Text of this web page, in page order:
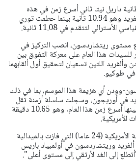
داريل نيتا ثاني أسرع زمن في هذه
الجولة خلف ألفريد وهو 10.94 ثانية بينما حطمت توري
الأسترالي لتتقدم في 11.08 ثانية.
ريتشاردسون، انصب التركيز في
100 متر للسيدات هذا العام على معركة التفوق بين
اللتين تسعيان لتحقيق أول ألقابهما
في طوكيو.
وودن أي هزيمة هذا الموسم، بما في ذلك
في أوريجون، وسجلت سلسلة أزمنة تقل
عن 11 ثانية، بينها أسرع زمن هذا العام، وهو 10.65 دقيقة
الأمريكية.
وقالت الرياضية الأمريكية (24 عاما) التي فازت بالميدالية
ألفريد وريتشاردسون في أولمبياد باريس
إلى الغد لأرتقي إلى مستوى أعلى".